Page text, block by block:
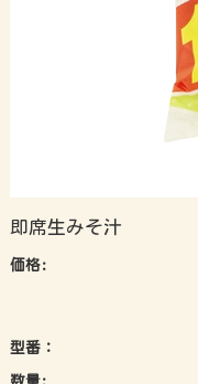
即席生みそ汁
価格:
型番：
数量: